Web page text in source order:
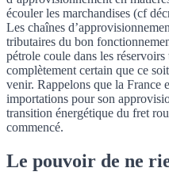
écouler les marchandises (cf
Les chaînes
tributaires du bon
pétrole coule dans les
complètement certain que ce
venir. Rappelons que la France
importations pour son
transition énergétique du fret
commencé.
Le pouvoir de ne